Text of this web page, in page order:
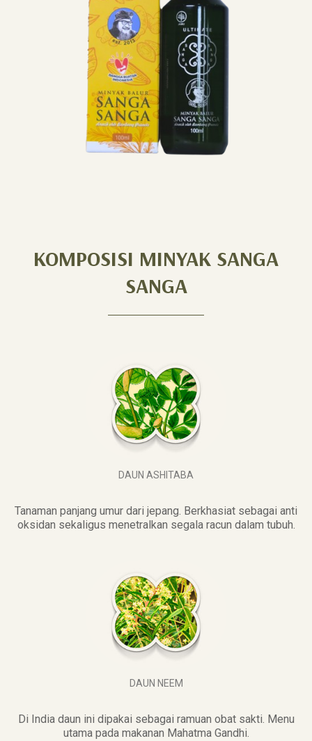
KOMPOSISI MINYAK SANGA
SANGA
DAUN ASHITABA
Tanaman panjang umur dari jepang. Berkhasiat sebagai anti
oksidan sekaligus menetralkan segala racun dalam tubuh.
DAUN NEEM
Di India daun ini dipakai sebagai ramuan obat sakti. Menu
utama pada makanan Mahatma Gandhi.